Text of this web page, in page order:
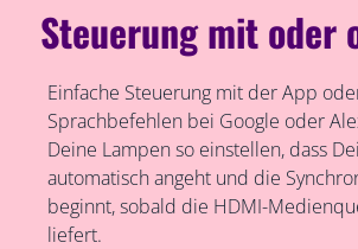
Steuerung mit oder
Einfache Steuerung mit der App
Sprachbefehlen bei Google oder
Deine Lampen so einstellen, dass
automatisch angeht und die
beginnt, sobald die HDMI-
liefert.